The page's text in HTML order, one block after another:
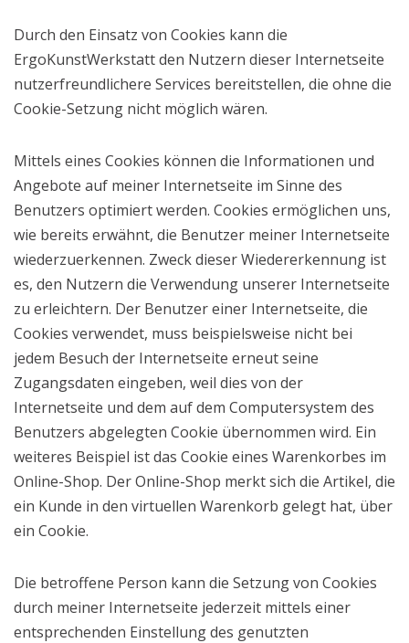
Durch den Einsatz von Cookies kann die
ErgoKunstWerkstatt den Nutzern dieser Internetseite
nutzerfreundlichere Services bereitstellen, die ohne die
Cookie-Setzung nicht möglich wären.
Mittels eines Cookies können die Informationen und
Angebote auf meiner Internetseite im Sinne des
Benutzers optimiert werden. Cookies ermöglichen uns,
wie bereits erwähnt, die Benutzer meiner Internetseite
wiederzuerkennen. Zweck dieser Wiedererkennung ist
es, den Nutzern die Verwendung unserer Internetseite
zu erleichtern. Der Benutzer einer Internetseite, die
Cookies verwendet, muss beispielsweise nicht bei
jedem Besuch der Internetseite erneut seine
Zugangsdaten eingeben, weil dies von der
Internetseite und dem auf dem Computersystem des
Benutzers abgelegten Cookie übernommen wird. Ein
weiteres Beispiel ist das Cookie eines Warenkorbes im
Online-Shop. Der Online-Shop merkt sich die Artikel, die
ein Kunde in den virtuellen Warenkorb gelegt hat, über
ein Cookie.
Die betroffene Person kann die Setzung von Cookies
durch meiner Internetseite jederzeit mittels einer
entsprechenden Einstellung des genutzten